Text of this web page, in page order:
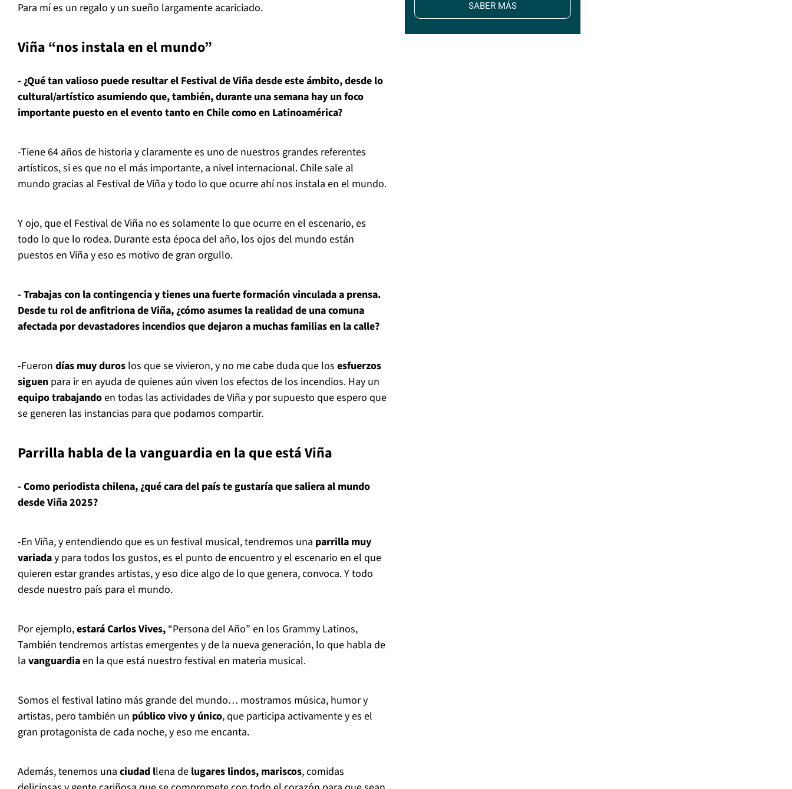
Para mí es un regalo y un sueño largamente acariciado.
Viña “nos instala en el mundo”
- ¿Qué tan valioso puede resultar el Festival de Viña desde este ámbito, desde lo
cultural/artístico asumiendo que, también, durante una semana hay un foco
importante puesto en el evento tanto en Chile como en Latinoamérica?
-Tiene 64 años de historia y claramente es uno de nuestros grandes referentes
artísticos, si es que no el más importante, a nivel internacional. Chile sale al
mundo gracias al Festival de Viña y todo lo que ocurre ahí nos instala en el mundo.
Y ojo, que el Festival de Viña no es solamente lo que ocurre en el escenario, es
todo lo que lo rodea. Durante esta época del año, los ojos del mundo están
puestos en Viña y eso es motivo de gran orgullo.
- Trabajas con la contingencia y tienes una fuerte formación vinculada a prensa.
Desde tu rol de anfitriona de Viña, ¿cómo asumes la realidad de una comuna
afectada por devastadores incendios que dejaron a muchas familias en la calle?
⁠-Fueron días muy duros los que se vivieron, y no me cabe duda que los esfuerzos
siguen para ir en ayuda de quienes aún viven los efectos de los incendios. Hay un
equipo trabajandoen todas las actividades de Viña y por supuesto que espero que
se generen las instancias para que podamos compartir.
Parrilla habla de la vanguardia en la que está Viña
- Como periodista chilena, ¿qué cara del país te gustaría que saliera al mundo
desde Viña 2025?
-En Viña, y entendiendo que es un festival musical, tendremos una parrilla muy
variaday para todos los gustos, es el punto de encuentro y el escenario en el que
quieren estar grandes artistas, y eso dice algo de lo que genera, convoca. Y todo
desde nuestro país para el mundo.
Por ejemplo,estará Carlos Vives, “Persona del Año” en los Grammy Latinos,
También tendremos artistas emergentes y de la nueva generación, lo que habla de
la vanguardiaen la que está nuestro festival en materia musical.
Somos el festival latino más grande del mundo… mostramos música, humor y
artistas, pero también un público vivo y único, que participa activamente y es el
gran protagonista de cada noche, y eso me encanta.
Además, tenemos una ciudad llena de lugares lindos, mariscos, comidas
SABER MÁS